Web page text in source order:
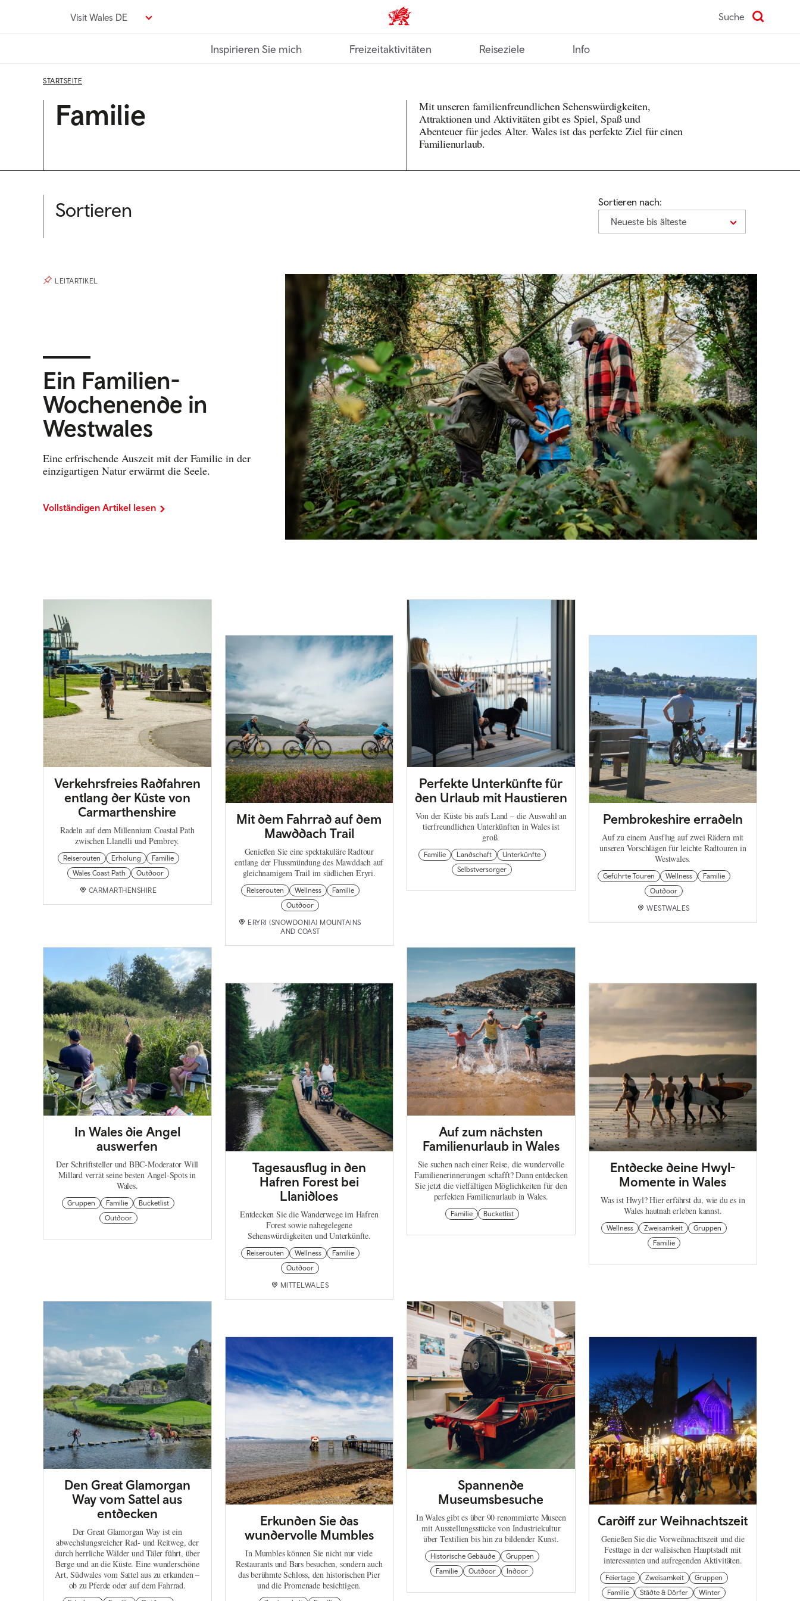
Visit Wales DE VisitWales home Suche
Inspirieren Sie mich Freizeitaktivitäten Reiseziele Info
STARTSEITE
Familie
Mit unseren familienfreundlichen Sehenswürdigkeiten,
Attraktionen und Aktivitäten gibt es Spiel, Spaß und
Abenteuer für jedes Alter. Wales ist das perfekte Ziel für einen
Familienurlaub.
Sortieren
Sortieren nach:
Neueste bis älteste
LEITARTIKEL
Ein Familien-
Wochenende in
Westwales
Eine erfrischende Auszeit mit der Familie in der
einzigartigen Natur erwärmt die Seele.
Vollständigen Artikel lesen
Verkehrsfreies Radfahren
entlang der Küste von
Carmarthenshire
Radeln auf dem Millennium Coastal Path
zwischen Llanelli und Pembrey.
Reiserouten Erholung
Familie
Wales Coast Path
Outdoor
CARMARTHENSHIRE
Mit dem Fahrrad auf dem
Mawddach Trail
Genießen Sie eine spektakuläre Radtour
entlang der Flussmündung des Mawddach auf
gleichnamigem Trail im südlichen Eryri.
Reiserouten Wellness
Familie
Outdoor
ERYRI (SNOWDONIA) MOUNTAINS
AND COAST
Perfekte Unterkünfte für
den Urlaub mit Haustieren
Von der Küste bis aufs Land – die Auswahl an
tierfreundlichen Unterkünften in Wales ist
groß.
Familie Landschaft
Unterkünfte
Selbstversorger
Pembrokeshire erradeln
Auf zu einem Ausflug auf zwei Rädern mit
unseren Vorschlägen für leichte Radtouren in
Westwales.
Geführte Touren Wellness
Familie
Outdoor
WESTWALES
In Wales die Angel
auswerfen
Der Schriftsteller und BBC-Moderator Will
Millard verrät seine besten Angel-Spots in
Wales.
Gruppen Familie
Bucketlist
Outdoor
Tagesausflug in den
Hafren Forest bei
Llanidloes
Entdecken Sie die Wanderwege im Hafren
Forest sowie nahegelegene
Sehenswürdigkeiten und Unterkünfte.
Reiserouten Wellness
Familie
Outdoor
MITTELWALES
Auf zum nächsten
Familienurlaub in Wales
Sie suchen nach einer Reise, die wundervolle
Familienerinnerungen schafft? Dann entdecken
Sie jetzt die vielfältigen Möglichkeiten für den
perfekten Familienurlaub in Wales.
Familie Bucketlist
Entdecke deine Hwyl-
Momente in Wales
Was ist Hwyl? Hier erfährst du, wie du es in
Wales hautnah erleben kannst.
Wellness Zweisamkeit
Gruppen
Familie
Den Great Glamorgan
Way vom Sattel aus
entdecken
Der Great Glamorgan Way ist ein
abwechslungsreicher Rad- und Reitweg, der
durch herrliche Wälder und Täler führt, über
Berge und an die Küste. Eine wunderschöne
Art, Südwales vom Sattel aus zu erkunden –
ob zu Pferde oder auf dem Fahrrad.
Erkunden Sie das
wundervolle Mumbles
In Mumbles können Sie nicht nur viele
Restaurants und Bars besuchen, sondern auch
das berühmte Schloss, den historischen Pier
und die Promenade besichtigen.
Spannende
Museumsbesuche
In Wales gibt es über 90 renommierte Museen
mit Ausstellungsstücke von Industriekultur
über Textilien bis hin zu bildender Kunst.
Historische Gebäude
Gruppen
Familie
Outdoor Indoor
Cardiff zur Weihnachtszeit
Genießen Sie die Vorweihnachtszeit und die
Festtage in der walisischen Hauptstadt mit
interessanten und aufregenden Aktivitäten.
Feiertage Zweisamkeit
Gruppen
Familie
Städte & Dörfer Winter